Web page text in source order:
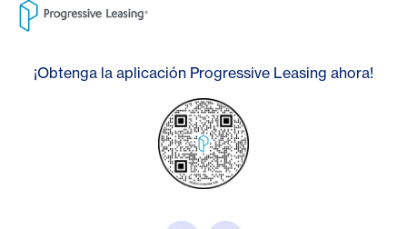
¡Obtenga la aplicación Progressive Leasing ahora!